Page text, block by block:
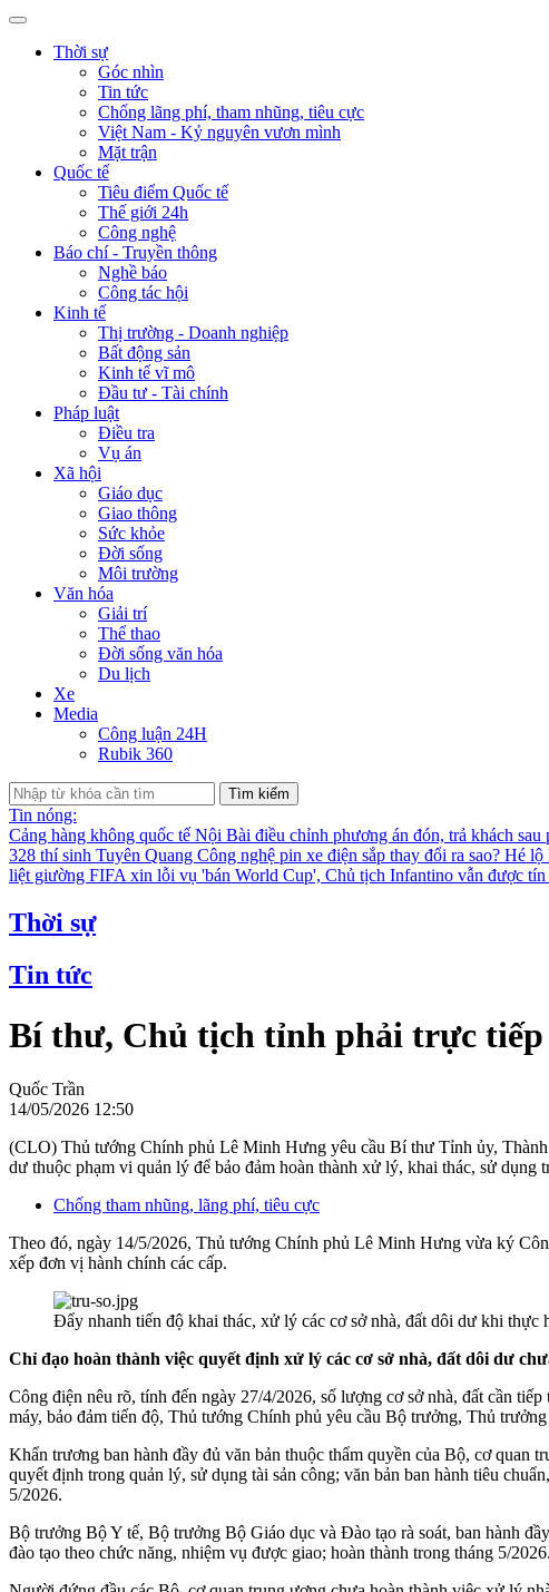
Thời sự
Góc nhìn
Tin tức
Chống lãng phí, tham nhũng, tiêu cực
Việt Nam - Kỷ nguyên vươn mình
Mặt trận
Quốc tế
Tiêu điểm Quốc tế
Thế giới 24h
Công nghệ
Báo chí - Truyền thông
Nghề báo
Công tác hội
Kinh tế
Thị trường - Doanh nghiệp
Bất động sản
Kinh tế vĩ mô
Đầu tư - Tài chính
Pháp luật
Điều tra
Vụ án
Xã hội
Giáo dục
Giao thông
Sức khỏe
Đời sống
Môi trường
Văn hóa
Giải trí
Thể thao
Đời sống văn hóa
Du lịch
Xe
Media
Công luận 24H
Rubik 360
Tìm kiếm
Tin nóng:
Cảng hàng không quốc tế Nội Bài điều chỉnh phương án đón, trả khách sau
328 thí sinh Tuyên Quang Công nghệ pin xe điện sắp thay đổi ra sao? Hé lộ
liệt giường FIFA xin lỗi vụ 'bán World Cup', Chủ tịch Infantino vẫn được tín
Thời sự
Tin tức
Bí thư, Chủ tịch tỉnh phải trực tiếp
Quốc Trần
14/05/2026 12:50
(CLO) Thủ tướng Chính phủ Lê Minh Hưng yêu cầu Bí thư Tỉnh ủy,
dư thuộc phạm vi quản lý để bảo đảm hoàn thành xử lý, khai thác, sử
Chống tham nhũng, lãng phí, tiêu cực
Theo đó, ngày 14/5/2026, Thủ tướng Chính phủ Lê Minh Hưng vừa ký
xếp đơn vị hành chính các cấp.
Đẩy nhanh tiến độ khai thác, xử lý các cơ sở nhà, đất dôi dư khi thực
Chỉ đạo hoàn thành việc quyết định xử lý các cơ sở nhà, đất dôi dư
Công điện nêu rõ, tính đến ngày 27/4/2026, số lượng cơ sở nhà, đất cần
máy, bảo đảm tiến độ, Thủ tướng Chính phủ yêu cầu Bộ trưởng, Thủ
Khẩn trương ban hành đầy đủ văn bản thuộc thẩm quyền của Bộ, cơ quan
quyết định trong quản lý, sử dụng tài sản công; văn bản ban hành tiêu
5/2026.
Bộ trưởng Bộ Y tế, Bộ trưởng Bộ Giáo dục và Đào tạo rà soát, ban hành
đào tạo theo chức năng, nhiệm vụ được giao; hoàn thành trong tháng 5/2026.